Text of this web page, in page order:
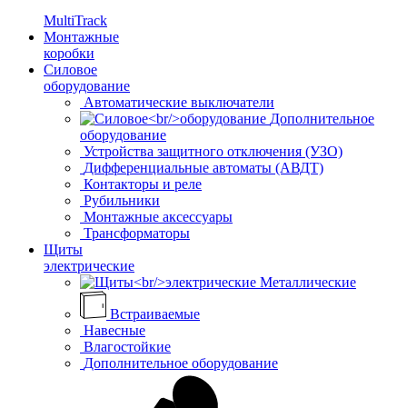
MultiTrack
Монтажные
коробки
Силовое
оборудование
Автоматические выключатели
Дополнительное
оборудование
Устройства защитного отключения (УЗО)
Дифференциальные автоматы (АВДТ)
Контакторы и реле
Рубильники
Монтажные аксессуары
Трансформаторы
Щиты
электрические
Металлические
Встраиваемые
Навесные
Влагостойкие
Дополнительное оборудование